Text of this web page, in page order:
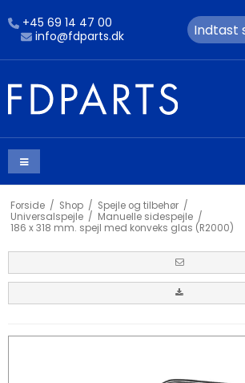
+45 69 14 47 00
info@fdparts.dk
Forside / Shop / Spejle og tilbehør /
Universalspejle / Manuelle sidespejle /
186 x 318 mm. spejl med konveks glas (R2000)